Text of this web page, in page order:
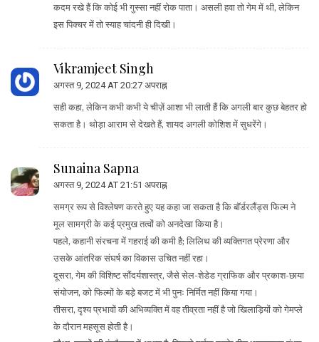
कदम रखे हैं कि कोई भी गुस्सा नहीं रोक पाता। असली हवा तो गेम में थी, लेकिन
इस पिक्चर में तो स्याह चांदनी ही दिखी।
Vikramjeet Singh
अगस्त 9, 2024 AT 20:27 अपराह्न
सही कहा, लेकिन कभी कभी ये चीज़ें आशा भी लाती हैं कि अगली बार कुछ बेहतर हो
सकता है। थोड़ा आराम से देखते हैं, शायद अगली कोशिश में सुधरेंगे।
Sunaina Sapna
अगस्त 9, 2024 AT 21:51 अपराह्न
समग्र रूप से विश्लेषण करते हुए यह कहा जा सकता है कि बॉर्डरलैंड्स फिल्म ने
मूल सामग्री के कई प्रमुख तत्वों को अनदेखा किया है।
पहले, कहानी संरचना में गहराई की कमी है; लिलिथ की व्यक्तिगत प्रेरणा और
उसके आंतरिक संघर्ष का विकास उचित नहीं रहा।
दूसरा, गेम की विशिष्ट सौंदर्यशास्त्र, जैसे सेल-शेडेड ग्राफिक और प्रकाश-छाया
संयोजन, को फिल्मों के बड़े बजट में भी पुनः निर्मित नहीं किया गया।
तीसरा, दृश्य प्रभावों की अभिव्यक्ति में वह तीव्रता नहीं है जो खिलाड़ियों को गेमप्ले
के दौरान महसूस होती है।